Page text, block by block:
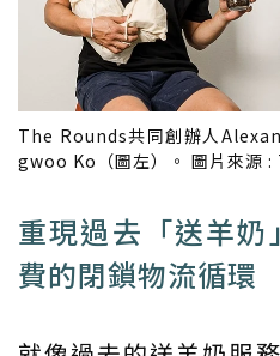
The Rounds共同創辦人
gwoo Ko（圖左）。 圖片來源
重現過去「送羊
費的閉鎖物流循環